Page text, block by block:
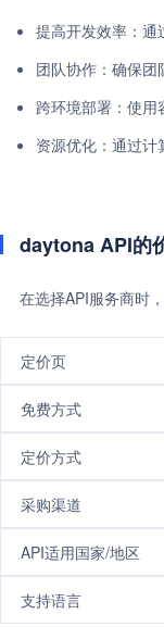
提高开发效率：通
团队协作：确保
跨环境部署：使
资源优化：通过
daytona API的
在选择API服务商时
定价页
免费方式
定价方式
采购渠道
API适用国家/地区
支持语言